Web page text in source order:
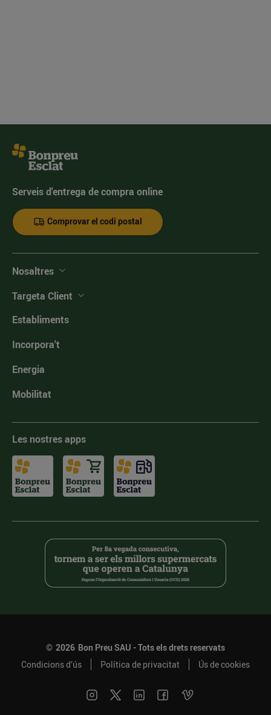
Serveis d'entrega de compra online
Comprovar el codi postal
Nosaltres
Targeta Client
Establiments
Incorpora't
Energia
Mobilitat
Les nostres apps
© 2026 Bon Preu SAU - Tots els drets reservats
Condicions d’ús
Política de privacitat Ús de cookies